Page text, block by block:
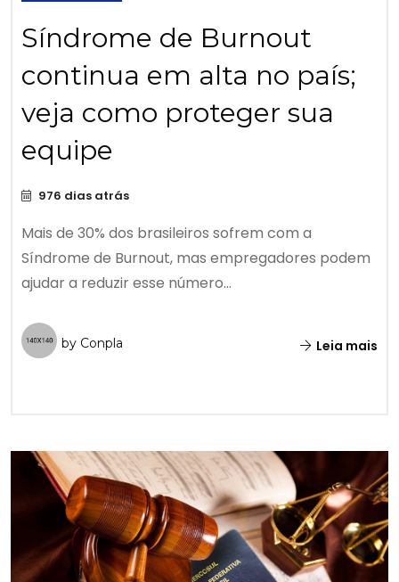
Síndrome de Burnout
continua em alta no país;
veja como proteger sua
equipe
976 dias atrás
Mais de 30% dos brasileiros sofrem com a
Síndrome de Burnout, mas empregadores podem
ajudar a reduzir esse número...
by Conpla Leia mais